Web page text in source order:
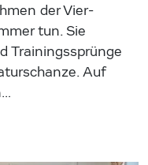
der Vier-
tun. Sie
Trainingssprünge
Auf